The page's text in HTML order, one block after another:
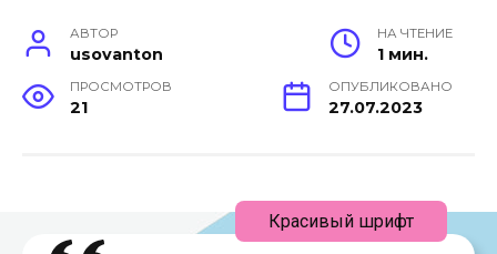
АВТОР
usovanton
НА ЧТЕНИЕ
1 мин.
ПРОСМОТРОВ
21
ОПУБЛИКОВАНО
27.07.2023
Красивый шрифт